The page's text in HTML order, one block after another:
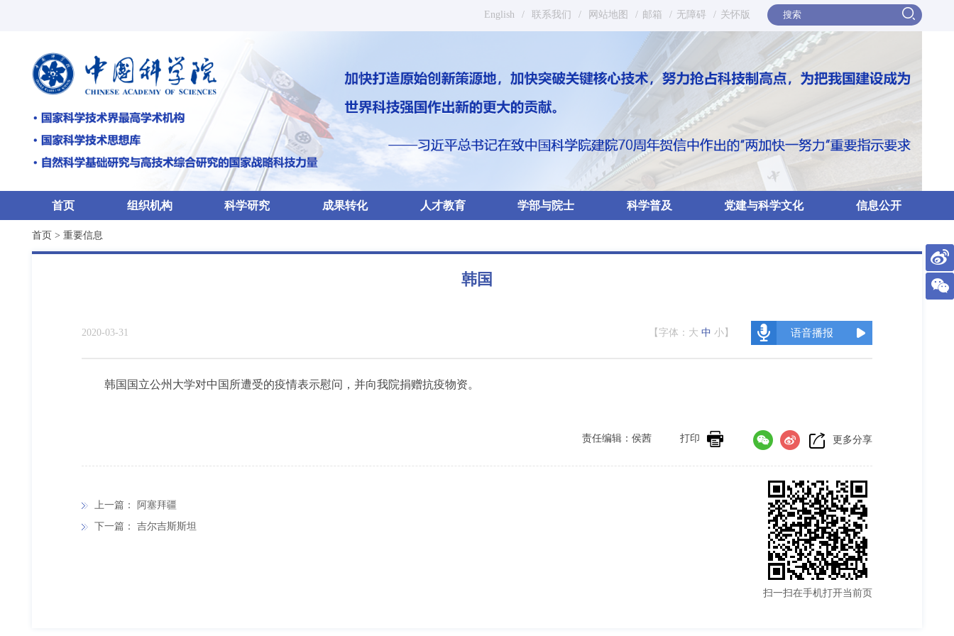
English / 联系我们 / 网站地图 / 邮箱 / 无障碍 / 关怀版
首页 组织机构 科学研究 成果转化 人才教育 学部与院士 科学普及 党建与科学文化 信息公开
首页 > 重要信息
韩国
2020-03-31 【字体： 大 中 小 】 语音播报
韩国国立公州大学对中国所遭受的疫情表示慰问，并向我院捐赠抗疫物资。
更多分享
打印
责任编辑：侯茜
上一篇：
阿塞拜疆
下一篇： 吉尔吉斯斯坦
扫一扫在手机打开当前页